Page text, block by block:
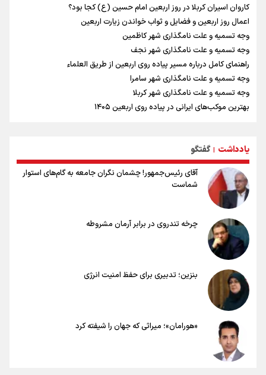
کاروان اسیران کربلا در روز اربعین امام حسین (ع) کجا بود؟
اعمال روز اربعین و فضایل و ثواب خواندن زیارت اربعین
وجه تسمیه و علت نامگذاری شهر کاظمین
وجه تسمیه و علت نامگذاری شهر نجف
راهنمای کامل درباره مسیر پیاده روی اربعین از طریق العلماء
وجه تسمیه و علت نامگذاری شهر سامرا
وجه تسمیه و علت نامگذاری شهر کربلا
بهترین موکب‌های ایرانی در پیاده روی اربعین ۱۴۰۵
۲۰ نکته دوستانه درباره پیاده روی اربعین و عراقی ها
یادداشت | گفتگو
آقای رئیس‌جمهور! چشمان نگران جامعه به گام‌های استوار
شماست
چرخه تندروی در برابر آرمان مشروطه
بنزین؛ تدبیری برای حفظ امنیت انرژی
«هورامان»؛ میراثی که جهان را شیفته کرد